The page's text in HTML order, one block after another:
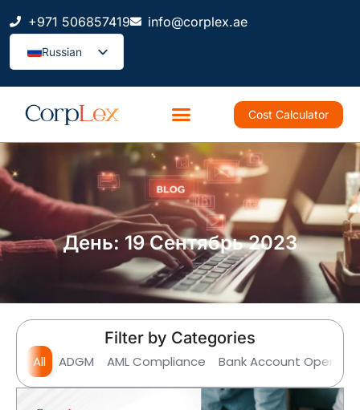
+971 506857419 info@corplex.ae
Russian
Cost Calculator
День: 19 Сентябрь 2023
Filter by Categories
ADGM AML Compliance Bank Account Opening
All